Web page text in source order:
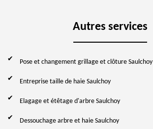
Autres services
Pose et changement grillage et clôture Saulchoy
Entreprise taille de haie Saulchoy
Elagage et étêtage d'arbre Saulchoy
Dessouchage arbre et haie Saulchoy